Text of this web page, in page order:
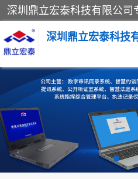
深圳鼎立宏泰科技
同步录音录像设备
数字法庭
远程提讯